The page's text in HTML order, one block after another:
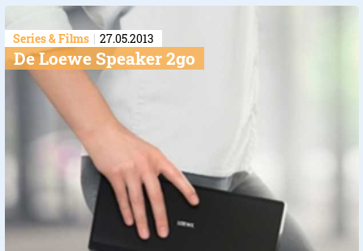
Series & Films 27.05.2013
De Loewe Speaker 2go